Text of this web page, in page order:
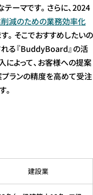
ーマです。さらに、2024
減のための業務効率化
。そこでおすすめしたいの
れる『BuddyBoard』の活
よって、お客様への提案
プランの精度を高めて受注
。
建設業